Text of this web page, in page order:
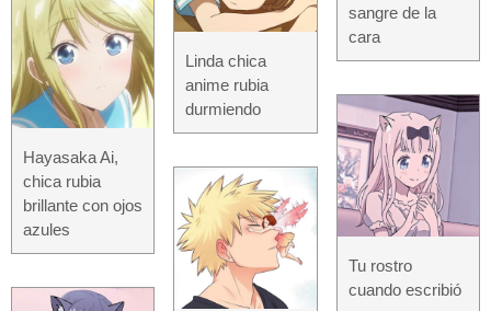
Hayasaka Ai,
chica rubia
brillante con ojos
azules
Linda chica
anime rubia
durmiendo
sangre de la
cara
Tu rostro
cuando escribió